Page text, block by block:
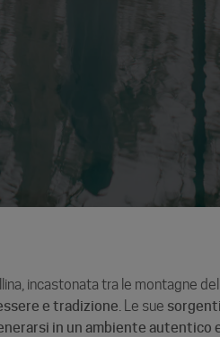
incastonata tra le montagne
e tradizione . Le sue
in un ambiente autentico